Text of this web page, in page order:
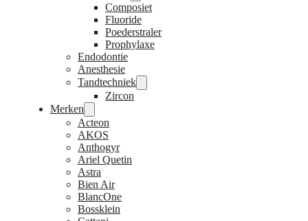
Composiet
Fluoride
Poederstraler
Prophylaxe
Endodontie
Anesthesie
Tandtechniek
Zircon
Merken
Acteon
AKOS
Anthogyr
Ariel Quetin
Astra
Bien Air
BlancOne
Bossklein